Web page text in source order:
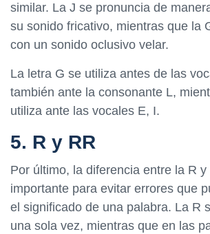
similar. La J se pronuncia de
su sonido fricativo, mientras que la
con un sonido oclusivo velar.
La letra G se utiliza antes de las
también ante la consonante L,
utiliza ante las vocales E, I.
5. R y RR
Por último, la diferencia entre la R y
importante para evitar errores que
el significado de una palabra. La R
una sola vez, mientras que en las